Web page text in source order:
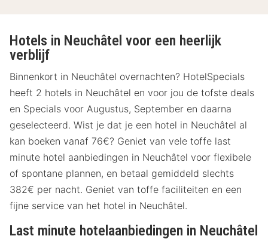
Hotels in Neuchâtel voor een heerlijk
verblijf
Binnenkort in Neuchâtel overnachten? HotelSpecials
heeft 2 hotels in Neuchâtel en voor jou de tofste deals
en Specials voor Augustus, September en daarna
geselecteerd. Wist je dat je een hotel in Neuchâtel al
kan boeken vanaf 76€? Geniet van vele toffe last
minute hotel aanbiedingen in Neuchâtel voor flexibele
of spontane plannen, en betaal gemiddeld slechts
382€ per nacht. Geniet van toffe faciliteiten en een
fijne service van het hotel in Neuchâtel.
Last minute hotelaanbiedingen in Neuchâtel